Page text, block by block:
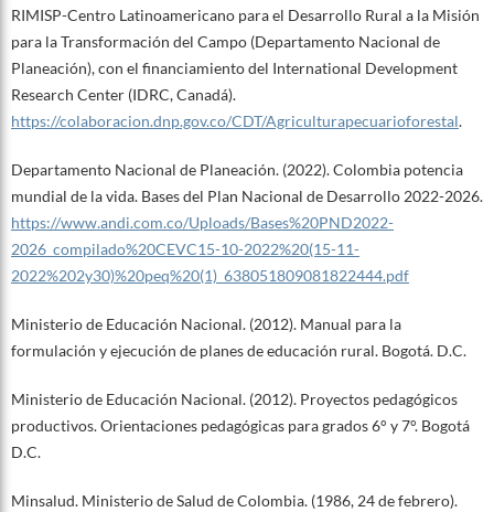
RIMISP-Centro Latinoamericano para el Desarrollo Rural a la Misión
para la Transformación del Campo (Departamento Nacional de
Planeación), con el financiamiento del International Development
Research Center (IDRC, Canadá).
https://colaboracion.dnp.gov.co/CDT/Agriculturapecuarioforestal.
Departamento Nacional de Planeación. (2022). Colombia potencia
mundial de la vida. Bases del Plan Nacional de Desarrollo 2022-2026.
https://www.andi.com.co/Uploads/Bases%20PND2022-
2026_compilado%20CEVC15-10-2022%20(15-11-
2022%202y30)%20peq%20(1)_638051809081822444.pdf
Ministerio de Educación Nacional. (2012). Manual para la
formulación y ejecución de planes de educación rural. Bogotá. D.C.
Ministerio de Educación Nacional. (2012). Proyectos pedagógicos
productivos. Orientaciones pedagógicas para grados 6° y 7°. Bogotá
D.C.
Minsalud. Ministerio de Salud de Colombia. (1986, 24 de febrero).